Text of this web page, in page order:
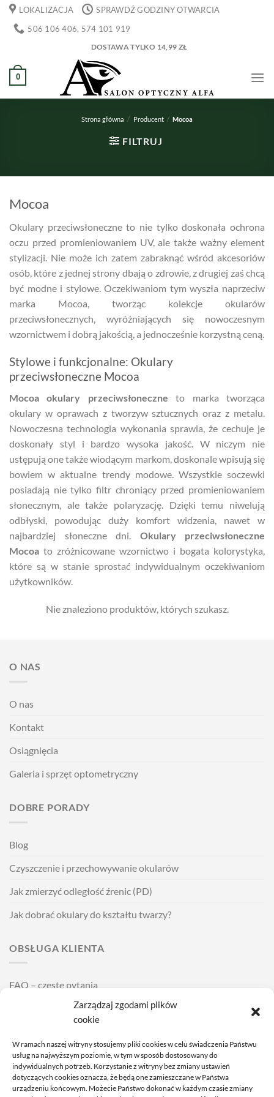
Zarządzaj zgodami plików
cookie
W ramach naszej witryny stosujemy pliki cookies w celu świadczenia Państwu
usług na najwyższym poziomie, w tym w sposób dostosowany do
indywidualnych potrzeb. Korzystanie z witryny bez zmiany ustawień
dotyczących cookies oznacza, że będą one zamieszczane w Państwa
urządzeniu końcowym. Możecie Państwo dokonać w każdym czasie zmiany
Przewiń
zawartości
LOKALIZACJA
SPRAWDŹ GODZINY OTWARCIA
506 106 406, 574 101 919
DOSTAWA TYLKO 14,99 ZŁ
0
Strona główna / Producent / Mocoa
FILTRUJ
Mocoa
Okulary przeciwsłoneczne to nie tylko doskonała ochrona
oczu przed promieniowaniem UV, ale także ważny element
stylizacji. Nie może ich zatem zabraknąć wśród akcesoriów
osób, które z jednej strony dbają o zdrowie, z drugiej zaś chcą
być modne i stylowe. Oczekiwaniom tym wyszła naprzeciw
marka Mocoa, tworząc kolekcje okularów
przeciwsłonecznych, wyróżniających się nowoczesnym
wzornictwem i dobrą jakością, a jednocześnie korzystną ceną.
Stylowe i funkcjonalne: Okulary
przeciwsłoneczne Mocoa
Mocoa okulary przeciwsłoneczne to marka tworząca
okulary w oprawach z tworzyw sztucznych oraz z metalu.
Nowoczesna technologia wykonania sprawia, że cechuje je
doskonały styl i bardzo wysoka jakość. W niczym nie
ustępują one także wiodącym markom, doskonale wpisują się
bowiem w aktualne trendy modowe. Wszystkie soczewki
posiadają nie tylko filtr chroniący przed promieniowaniem
słonecznym, ale także polaryzację. Dzięki temu niwelują
odbłyski, powodując duży komfort widzenia, nawet w
najbardziej słoneczne dni. Okulary przeciwsłoneczne
Mocoa to zróżnicowane wzornictwo i bogata kolorystyka,
które są w stanie sprostać indywidualnym oczekiwaniom
użytkowników.
Nie znaleziono produktów, których szukasz.
O NAS
O nas
Kontakt
Osiągnięcia
Galeria i sprzęt optometryczny
DOBRE PORADY
Blog
Czyszczenie i przechowywanie okularów
Jak zmierzyć odległość źrenic (PD)
Jak dobrać okulary do kształtu twarzy?
OBSŁUGA KLIENTA
FAQ – częste pytania
Wysyłka i dostawa
Cennik usług
POMOC